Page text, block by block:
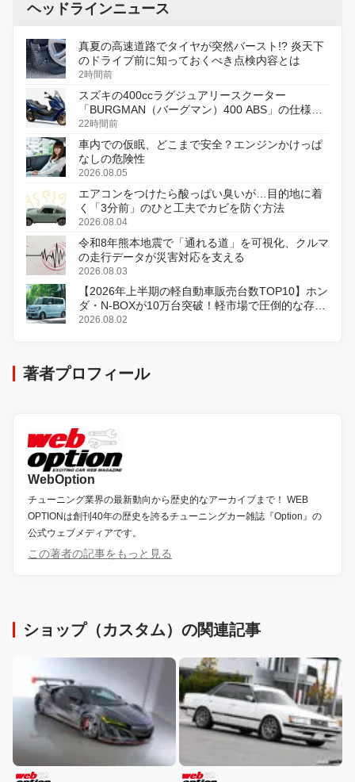
ヘッドラインニュース
真夏の高速道路でタイヤが突然バースト!? 炎天下
のドライブ前に知っておくべき点検内容とは
2時間前
スズキの400ccラグジュアリースクーター
「BURGMAN（バーグマン）400 ABS」の仕様を
変更し、8月18日に発売
22時間前
車内での仮眠、どこまで安全？エンジンかけっぱ
なしの危険性
2026.08.05
エアコンをつけたら酸っぱい臭いが…目的地に着
く「3分前」のひと工夫でカビを防ぐ方法
2026.08.04
令和8年熊本地震で「通れる道」を可視化、クルマ
の走行データが災害対応を支える
2026.08.03
【2026年上半期の軽自動車販売台数TOP10】ホン
ダ・N-BOXが10万台突破！軽市場で圧倒的な存在
感
2026.08.02
著者プロフィール
WebOption
チューニング業界の最新動向から歴史的なアーカイブまで！ WEB
OPTIONは創刊40年の歴史を誇るチューニングカー雑誌『Option』の
公式ウェブメディアです。
この著者の記事をもっと見る
ショップ（カスタム）の関連記事